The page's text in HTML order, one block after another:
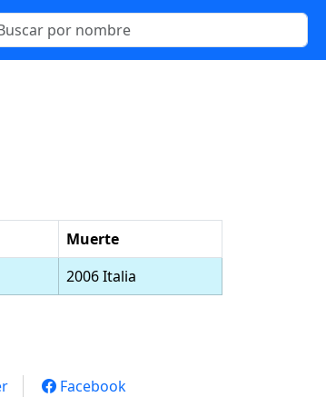
Muerte
2006 Italia
Facebook